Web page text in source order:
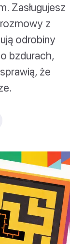
Zasługujesz
z
odrobiny
bzdurach,
że